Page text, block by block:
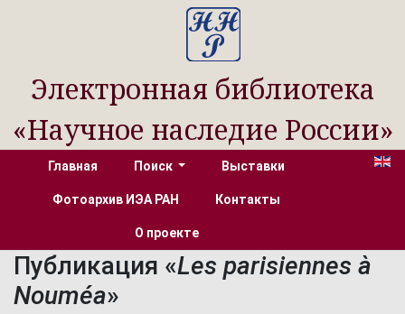
Электронная библиотека
«Научное наследие России»
Главная Поиск Выставки
Фотоархив ИЭА РАН Контакты
О проекте
Публикация «Les parisiennes à
Nouméa»